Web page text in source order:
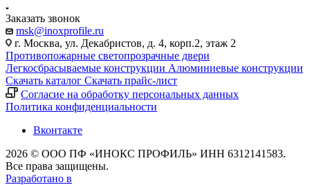
Заказать звонок
msk@inoxprofile.ru
г. Москва, ул. Декабристов, д. 4, корп.2, этаж 2
Противопожарные светопрозрачные двери
Легкосбрасываемые конструкции Алюминиевые конструкции
Скачать каталог Скачать прайс-лист
Cогласие на обработку персональных данных
Политика конфиденциальности
Вконтакте
2026 © ООО ПФ «ИНОКС ПРОФИЛЬ» ИНН 6312141583.
Все права защищены.
Разработано в